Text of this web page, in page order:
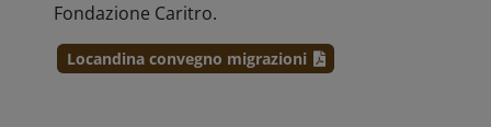
Fondazione Caritro.
Locandina convegno migrazioni